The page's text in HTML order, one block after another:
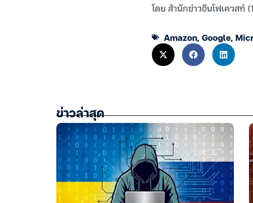
โดย สำนักข่าวอินโฟเควสท์
Amazon,Google,
ข่าวล่าสุด